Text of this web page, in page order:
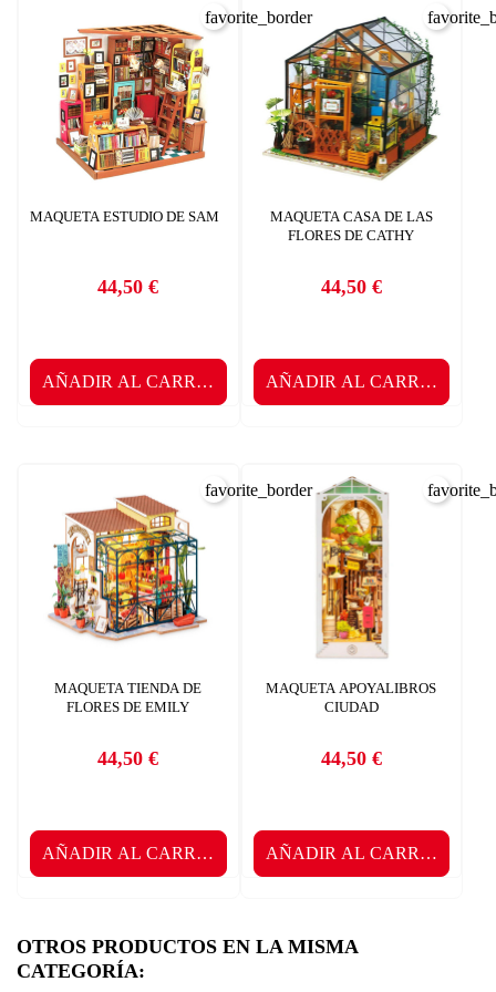
MAQUETA ESTUDIO DE SAM
Precio
44,50 €
AÑADIR AL CARRITO
favorite_border
MAQUETA CASA DE LAS
FLORES DE CATHY
Precio
44,50 €
AÑADIR AL CARRITO
MAQUETA TIENDA DE
FLORES DE EMILY
Precio
44,50 €
AÑADIR AL CARRITO
favorite_border
MAQUETA APOYALIBROS
CIUDAD
Precio
44,50 €
AÑADIR AL CARRITO
OTROS PRODUCTOS EN LA MISMA
CATEGORÍA: